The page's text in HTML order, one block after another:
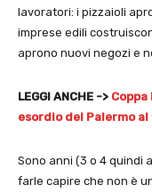
lavoratori: i pizzaioli
imprese edili
aprono nuovi negozi e
LEGGI ANCHE ->
esordio del Palermo al
Sono anni (3 o 4 quindi
farle capire che non è